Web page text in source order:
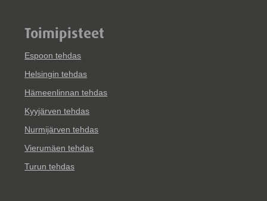
Toimipisteet
Espoon tehdas
Helsingin tehdas
Hämeenlinnan tehdas
Kyyjärven tehdas
Nurmijärven tehdas
Vierumäen tehdas
Turun tehdas